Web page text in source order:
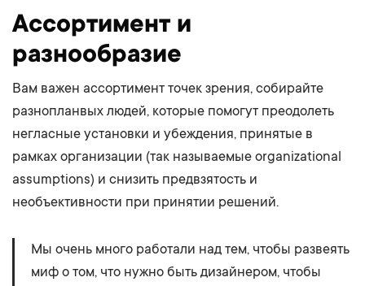
Ассортимент и
разнообразие
Вам важен ассортимент точек зрения, собирайте
разнопланвых людей, которые помогут преодолеть
негласные установки и убеждения, принятые в
рамках организации (так называемые organizational
assumptions) и снизить предвзятость и
необъективности при принятии решений.
Мы очень много работали над тем, чтобы развеять
миф о том, что нужно быть дизайнером, чтобы